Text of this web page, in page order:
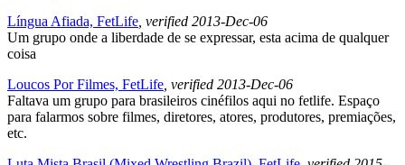
Língua Afiada, FetLife , verified 2013-Dec-06
Um grupo onde a liberdade de se expressar, esta acima de qualquer
coisa
Loucos Por Filmes, FetLife , verified 2013-Dec-06
Faltava um grupo para brasileiros cinéfilos aqui no fetlife. Espaço
para falarmos sobre filmes, diretores, atores, produtores, premiações,
etc.